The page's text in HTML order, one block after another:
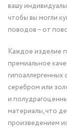
вашу
чтобы вы могли
поводов – от
Каждое изделие
премиальное
серебром или
и
материалы, что
произведением